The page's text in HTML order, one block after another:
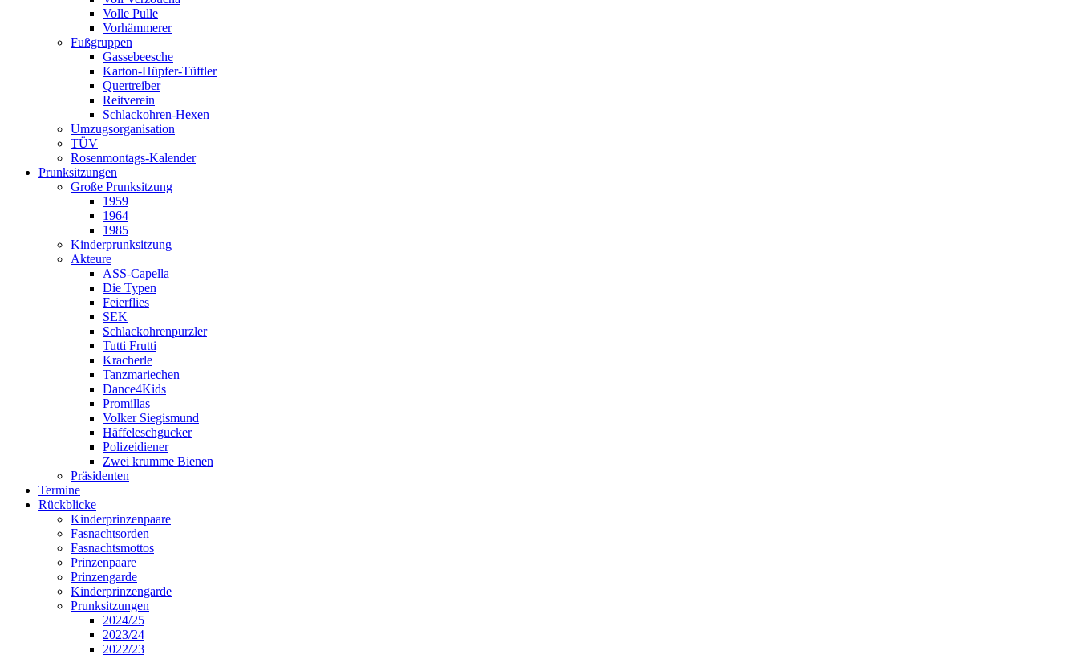
Volle Pulle
Vorhämmerer
Fußgruppen
Gassebeesche
Karton-Hüpfer-Tüftler
Quertreiber
Reitverein
Schlackohren-Hexen
Umzugsorganisation
TÜV
Rosenmontags-Kalender
Prunksitzungen
Große Prunksitzung
1959
1964
1985
Kinderprunksitzung
Akteure
ASS-Capella
Die Typen
Feierflies
SEK
Schlackohrenpurzler
Tutti Frutti
Kracherle
Tanzmariechen
Dance4Kids
Promillas
Volker Siegismund
Häffeleschgucker
Polizeidiener
Zwei krumme Bienen
Präsidenten
Termine
Rückblicke
Kinderprinzenpaare
Fasnachtsorden
Fasnachtsmottos
Prinzenpaare
Prinzengarde
Kinderprinzengarde
Prunksitzungen
2024/25
2023/24
2022/23